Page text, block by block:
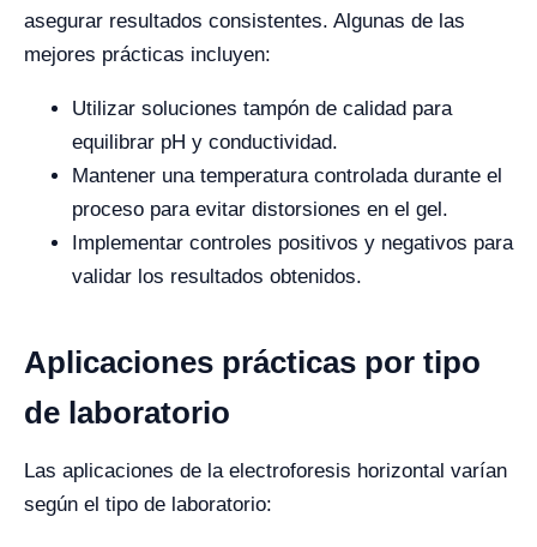
asegurar resultados consistentes. Algunas de las
mejores prácticas incluyen:
Utilizar soluciones tampón de calidad para
equilibrar pH y conductividad.
Mantener una temperatura controlada durante el
proceso para evitar distorsiones en el gel.
Implementar controles positivos y negativos para
validar los resultados obtenidos.
Aplicaciones prácticas por tipo
de laboratorio
Las aplicaciones de la electroforesis horizontal varían
según el tipo de laboratorio: